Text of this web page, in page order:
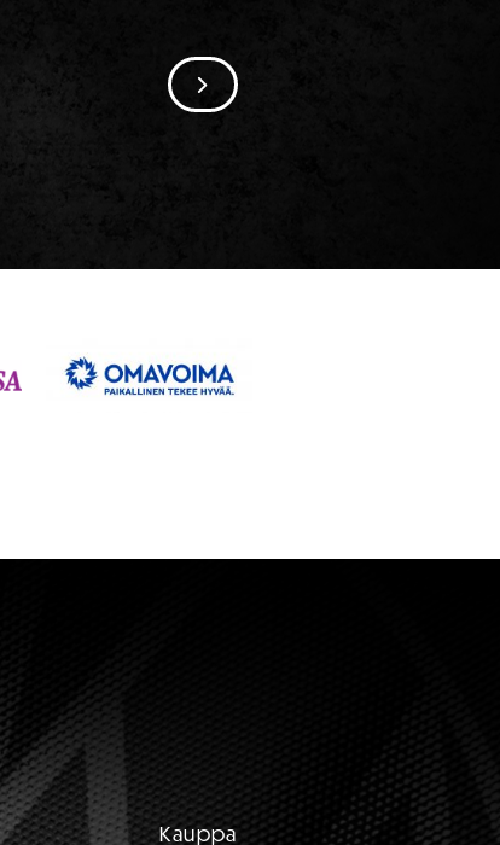
SIIRRY SEURAAVAAN
Kauppa